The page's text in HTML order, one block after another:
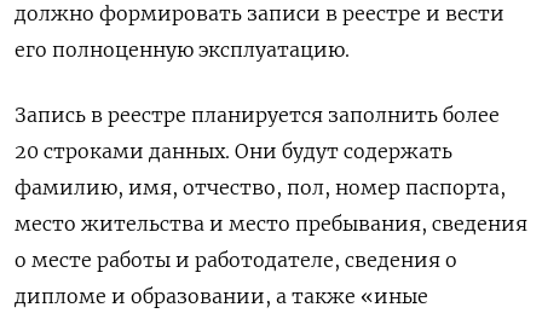
должно формировать записи в реестре и вести
его полноценную эксплуатацию.
Запись в реестре планируется заполнить более
20 строками данных. Они будут содержать
фамилию, имя, отчество, пол, номер паспорта,
место жительства и место пребывания, сведения
о месте работы и работодателе, сведения о
дипломе и образовании, а также «иные